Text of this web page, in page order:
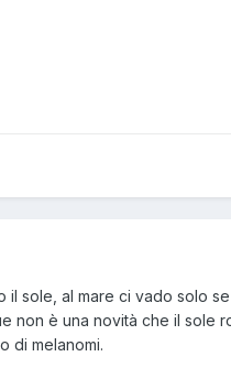
il sole, al mare ci vado solo
non è una novità che il
di melanomi.